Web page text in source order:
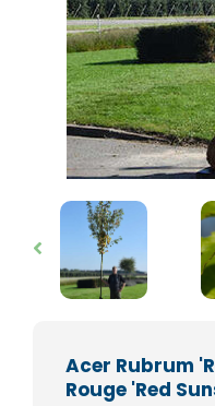
Acer Rubrum
Rouge 'Red